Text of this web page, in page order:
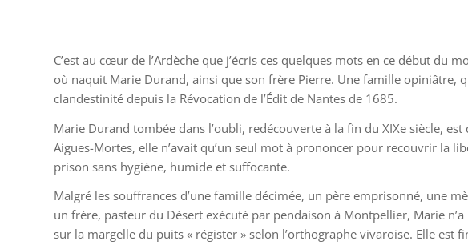
C’est au cœur de l’Ardèche que j’écris ces quelques mots en ce début
où naquit Marie Durand, ainsi que son frère Pierre. Une famille opiniâtre,
clandestinité depuis la Révocation de l’Édit de Nantes de 1685.
Marie Durand tombée dans l’oubli, redécouverte à la fin du XIXe siècle,
Aigues-Mortes, elle n’avait qu’un seul mot à prononcer pour recouvrir la
prison sans hygiène, humide et suffocante.
Malgré les souffrances d’une famille décimée, un père emprisonné, une
un frère, pasteur du Désert exécuté par pendaison à Montpellier, Marie
sur la margelle du puits « régister » selon l’orthographe vivaroise. Elle est